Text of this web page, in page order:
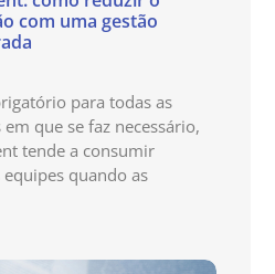
com uma gestão
para todas as
que se faz necessário,
tende a consumir
quando as